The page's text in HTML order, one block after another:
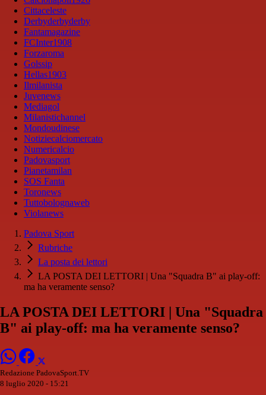
Cittaceleste
Derbyderbyderby
Fantamagazine
FCInter1908
Forzaroma
Golssip
Hellas1903
Ilmilanista
Juvenews
Mediagol
Milanistichannel
Mondoudinese
Notiziecalciomercato
Numericalcio
Padovasport
Pianetamilan
SOS Fanta
Toronews
Tuttobolognaweb
Violanews
Padova Sport
Rubriche
La posta dei lettori
LA POSTA DEI LETTORI | Una "Squadra B" ai play-off:
ma ha veramente senso?
LA POSTA DEI LETTORI | Una "Squadra
B" ai play-off: ma ha veramente senso?
Redazione PadovaSport.TV
8 luglio 2020 - 15:21